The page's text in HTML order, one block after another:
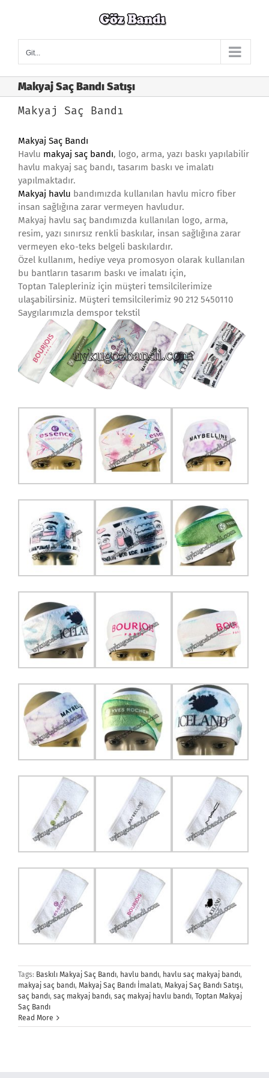
Git...
Makyaj Saç Bandı Satışı
Makyaj Saç Bandı
Makyaj Saç Bandı
Havlu makyaj saç bandı, logo, arma, yazı baskı yapılabilir
havlu makyaj saç bandı, tasarım baskı ve imalatı
yapılmaktadır.
Makyaj havlu bandımızda kullanılan havlu micro fiber
insan sağlığına zarar vermeyen havludur.
Makyaj havlu saç bandımızda kullanılan logo, arma,
resim, yazı sınırsız renkli baskılar, insan sağlığına zarar
vermeyen eko-teks belgeli baskılardır.
Özel kullanım, hediye veya promosyon olarak kullanılan
bu bantların tasarım baskı ve imalatı için,
Toptan Talepleriniz için müşteri temsilcilerimize
ulaşabilirsiniz. Müşteri temsilcilerimiz 90 212 5450110
Saygılarımızla demspor tekstil
Tags: Baskılı Makyaj Saç Bandı, havlu bandı, havlu saç makyaj bandı,
makyaj saç bandı, Makyaj Saç Bandı İmalatı, Makyaj Saç Bandı Satışı,
saç bandı, saç makyaj bandı, saç makyaj havlu bandı, Toptan Makyaj
Saç Bandı
Read More